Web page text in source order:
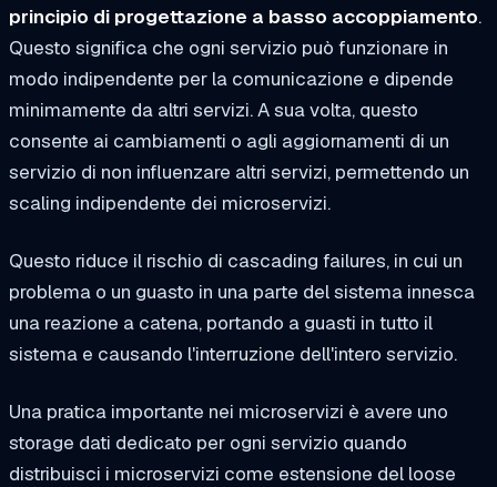
principio di progettazione a basso accoppiamento.
Questo significa che ogni servizio può funzionare in
modo indipendente per la comunicazione e dipende
minimamente da altri servizi. A sua volta, questo
consente ai cambiamenti o agli aggiornamenti di un
servizio di non influenzare altri servizi, permettendo un
scaling indipendente dei microservizi.
Questo riduce il rischio di cascading failures, in cui un
problema o un guasto in una parte del sistema innesca
una reazione a catena, portando a guasti in tutto il
sistema e causando l'interruzione dell'intero servizio.
Una pratica importante nei microservizi è avere uno
storage dati dedicato per ogni servizio quando
distribuisci i microservizi come estensione del loose